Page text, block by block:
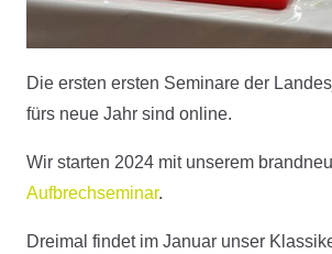
Die ersten ersten Seminare der
fürs neue Jahr sind online.
Wir starten 2024 mit unserem
Aufbrechseminar.
Dreimal findet im Januar unser